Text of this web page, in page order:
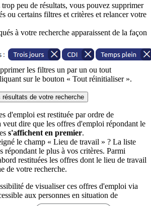
peu de résultats, vous pouvez supprimer
ou certains filtres et critères et relancer votre
à votre recherche apparaissent de la façon
les filtres un par un ou tout
sur le bouton « Tout réinitialiser ».
de votre recherche
d'emploi est restituée par ordre de
veut dire que les offres d'emploi répondant le
s'affichent en premier.
le champ « Lieu de travail » ? La liste
répondant le plus à vos critères. Parmi
restituées les offres dont le lieu de travail
de votre recherche.
de visualiser ces offres d'emploi via
aux personnes en situation de